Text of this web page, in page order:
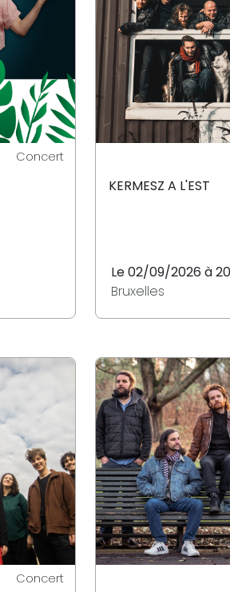
Concert
KERMESZ A L'EST
Le 02/09/2026 à
Bruxelles
Concert